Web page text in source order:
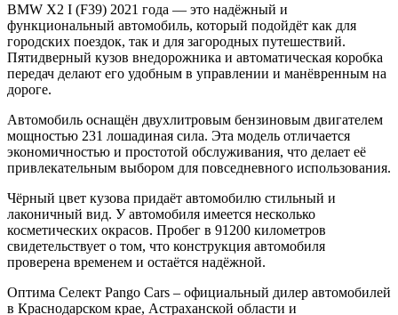
BMW X2 I (F39) 2021 года — это надёжный и
функциональный автомобиль, который подойдёт как для
городских поездок, так и для загородных путешествий.
Пятидверный кузов внедорожника и автоматическая коробка
передач делают его удобным в управлении и манёвренным на
дороге.
Автомобиль оснащён двухлитровым бензиновым двигателем
мощностью 231 лошадиная сила. Эта модель отличается
экономичностью и простотой обслуживания, что делает её
привлекательным выбором для повседневного использования.
Чёрный цвет кузова придаёт автомобилю стильный и
лаконичный вид. У автомобиля имеется несколько
косметических окрасов. Пробег в 91200 километров
свидетельствует о том, что конструкция автомобиля
проверена временем и остаётся надёжной.
Оптима Селект Pango Cars – официальный дилер автомобилей
в Краснодарском крае, Астраханской области и